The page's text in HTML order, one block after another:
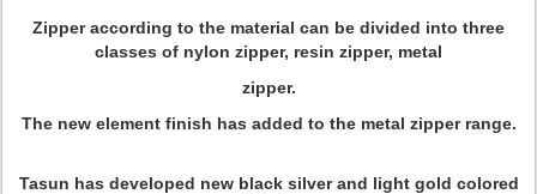
Zipper according to the material can be divided into three
classes of nylon zipper, resin zipper, metal
zipper.
The new element finish has added to the metal zipper range.
Tasun has developed new black silver and light gold colored